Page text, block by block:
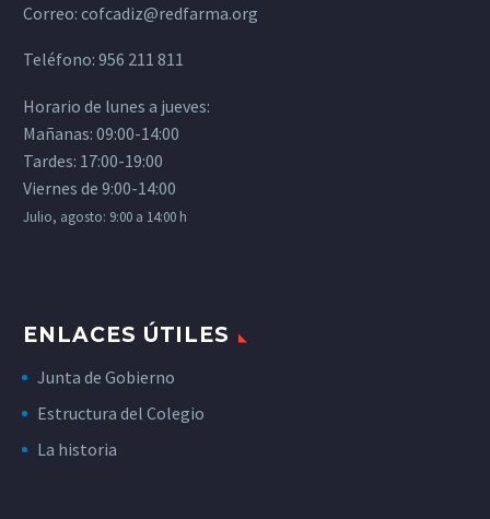
Correo: cofcadiz@redfarma.org
Teléfono: 956 211 811
Horario de lunes a jueves:
Mañanas: 09:00-14:00
Tardes: 17:00-19:00
Viernes de 9:00-14:00
Julio, agosto: 9:00 a 14:00 h
ENLACES ÚTILES
Junta de Gobierno
Estructura del Colegio
La historia